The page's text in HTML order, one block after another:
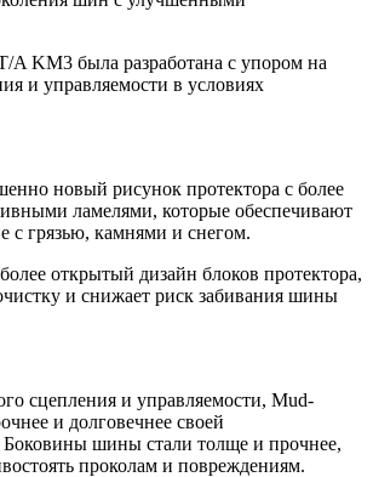
KM3 была разработана с упором на
и управляемости в условиях
новый рисунок протектора с более
ламелями, которые обеспечивают
с грязью, камнями и снегом.
открытый дизайн блоков протектора,
и снижает риск забивания шины
сцепления и управляемости, Mud-
и долговечнее своей
шины стали толще и прочнее,
проколам и повреждениям.